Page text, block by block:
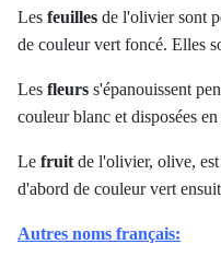
Les feuilles de l'olivier sont
de couleur vert foncé. Elles
Les fleurs s'épanouissent
couleur blanc et disposées
Le fruit de l'olivier, olive,
d'abord de couleur vert
Autres noms français: